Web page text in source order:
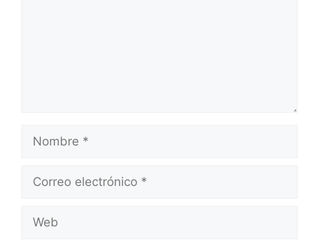
Nombre
Correo
Web